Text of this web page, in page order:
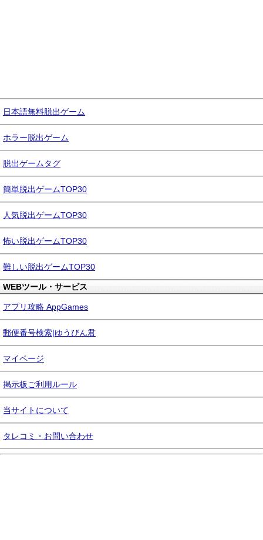
日本語無料脱出ゲーム
ホラー脱出ゲーム
脱出ゲームタグ
簡単脱出ゲームTOP30
人気脱出ゲームTOP30
怖い脱出ゲームTOP30
難しい脱出ゲームTOP30
WEBツール・サービス
アプリ攻略 AppGames
郵便番号検索|ゆうびん君
マイページ
掲示板ご利用ルール
当サイトについて
タレコミ・お問い合わせ